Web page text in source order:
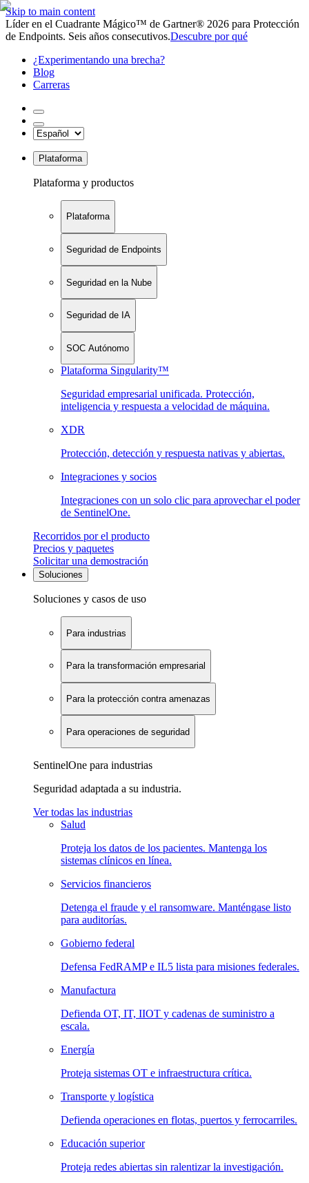
Skip to main content
Líder en el Cuadrante Mágico™ de Gartner® 2026 para Protección
de Endpoints. Seis años consecutivos.Descubre por qué
¿Experimentando una brecha?
Blog
Carreras
Plataforma
Plataforma y productos
Plataforma
Seguridad de Endpoints
Seguridad en la Nube
Seguridad de IA
SOC Autónomo
Plataforma Singularity™
Seguridad empresarial unificada. Protección,
inteligencia y respuesta a velocidad de máquina.
XDR
Protección, detección y respuesta nativas y abiertas.
Integraciones y socios
Integraciones con un solo clic para aprovechar el poder
de SentinelOne.
Recorridos por el producto
Precios y paquetes
Solicitar una demostración
Soluciones
Soluciones y casos de uso
Para industrias
Para la transformación empresarial
Para la protección contra amenazas
Para operaciones de seguridad
SentinelOne para industrias
Seguridad adaptada a su industria.
Ver todas las industrias
Salud
Proteja los datos de los pacientes. Mantenga los
sistemas clínicos en línea.
Servicios financieros
Detenga el fraude y el ransomware. Manténgase listo
para auditorías.
Gobierno federal
Defensa FedRAMP e IL5 lista para misiones federales.
Manufactura
Defienda OT, IT, IIOT y cadenas de suministro a
escala.
Energía
Proteja sistemas OT e infraestructura crítica.
Transporte y logística
Defienda operaciones en flotas, puertos y ferrocarriles.
Educación superior
Proteja redes abiertas sin ralentizar la investigación.